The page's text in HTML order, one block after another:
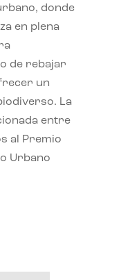
donde
en plena
de rebajar
un
La
entre
al Premio
Urbano